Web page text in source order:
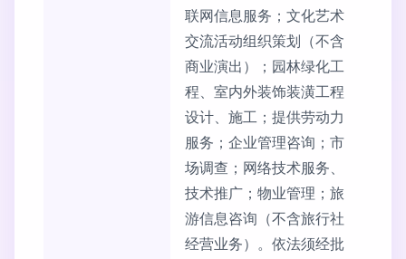
联网信息服务；文化艺术
交流活动组织策划（不含
商业演出）；园林绿化工
程、室内外装饰装潢工程
设计、施工；提供劳动力
服务；企业管理咨询；市
场调查；网络技术服务、
技术推广；物业管理；旅
游信息咨询（不含旅行社
经营业务）。依法须经批